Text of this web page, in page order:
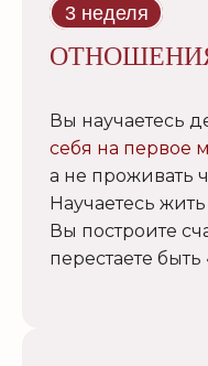
3 неделя
Вы научаетесь
себя на первое
а не проживать
Научаетесь
Вы построите
перестаете